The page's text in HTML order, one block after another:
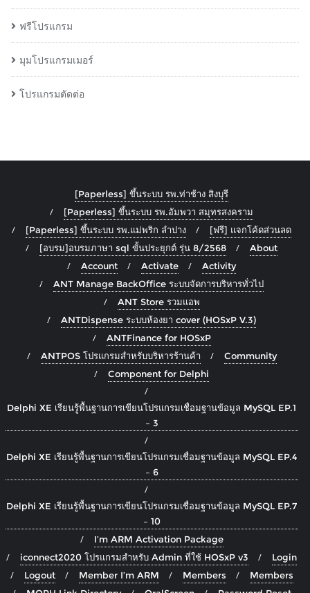
ฟรีโปรแกรม
มุมโปรแกรมเมอร์
โปรแกรมตัดต่อ
[Paperless] ขึ้นระบบ รพ.ท่าช้าง สิงบุรี
[Paperless] ขึ้นระบบ รพ.อัมพวา สมุทรสงคราม
[Paperless] ขึ้นระบบ รพ.แม่พริก ลำปาง
[ฟรี] แจกโค้ดส่วนลด
[อบรม]อบรมภาษา sql ขั้นประยุกต์ รุ่น 8/2568
About
Account
Activate
Activity
ANT Manage BackOffice ระบบจัดการบริหารทั่วไป
ANT Store รวมแอพ
ANTDispense ระบบห้องยา cover (HOSxP V.3)
ANTFinance for HOSxP
ANTPOS โปรแกรมสำหรับบริหารร้านค้า
Community
Component for Delphi
Delphi XE เรียนรู้พื้นฐานการเขียนโปรแกรมเชื่อมฐานข้อมูล MySQL EP.1
– 3
Delphi XE เรียนรู้พื้นฐานการเขียนโปรแกรมเชื่อมฐานข้อมูล MySQL EP.4
– 6
Delphi XE เรียนรู้พื้นฐานการเขียนโปรแกรมเชื่อมฐานข้อมูล MySQL EP.7
– 10
I’m ARM Activation Package
iconnect2020 โปรแกรมสำหรับ Admin ที่ใช้ HOSxP v3
Login
Logout
Member I’m ARM Members
Members